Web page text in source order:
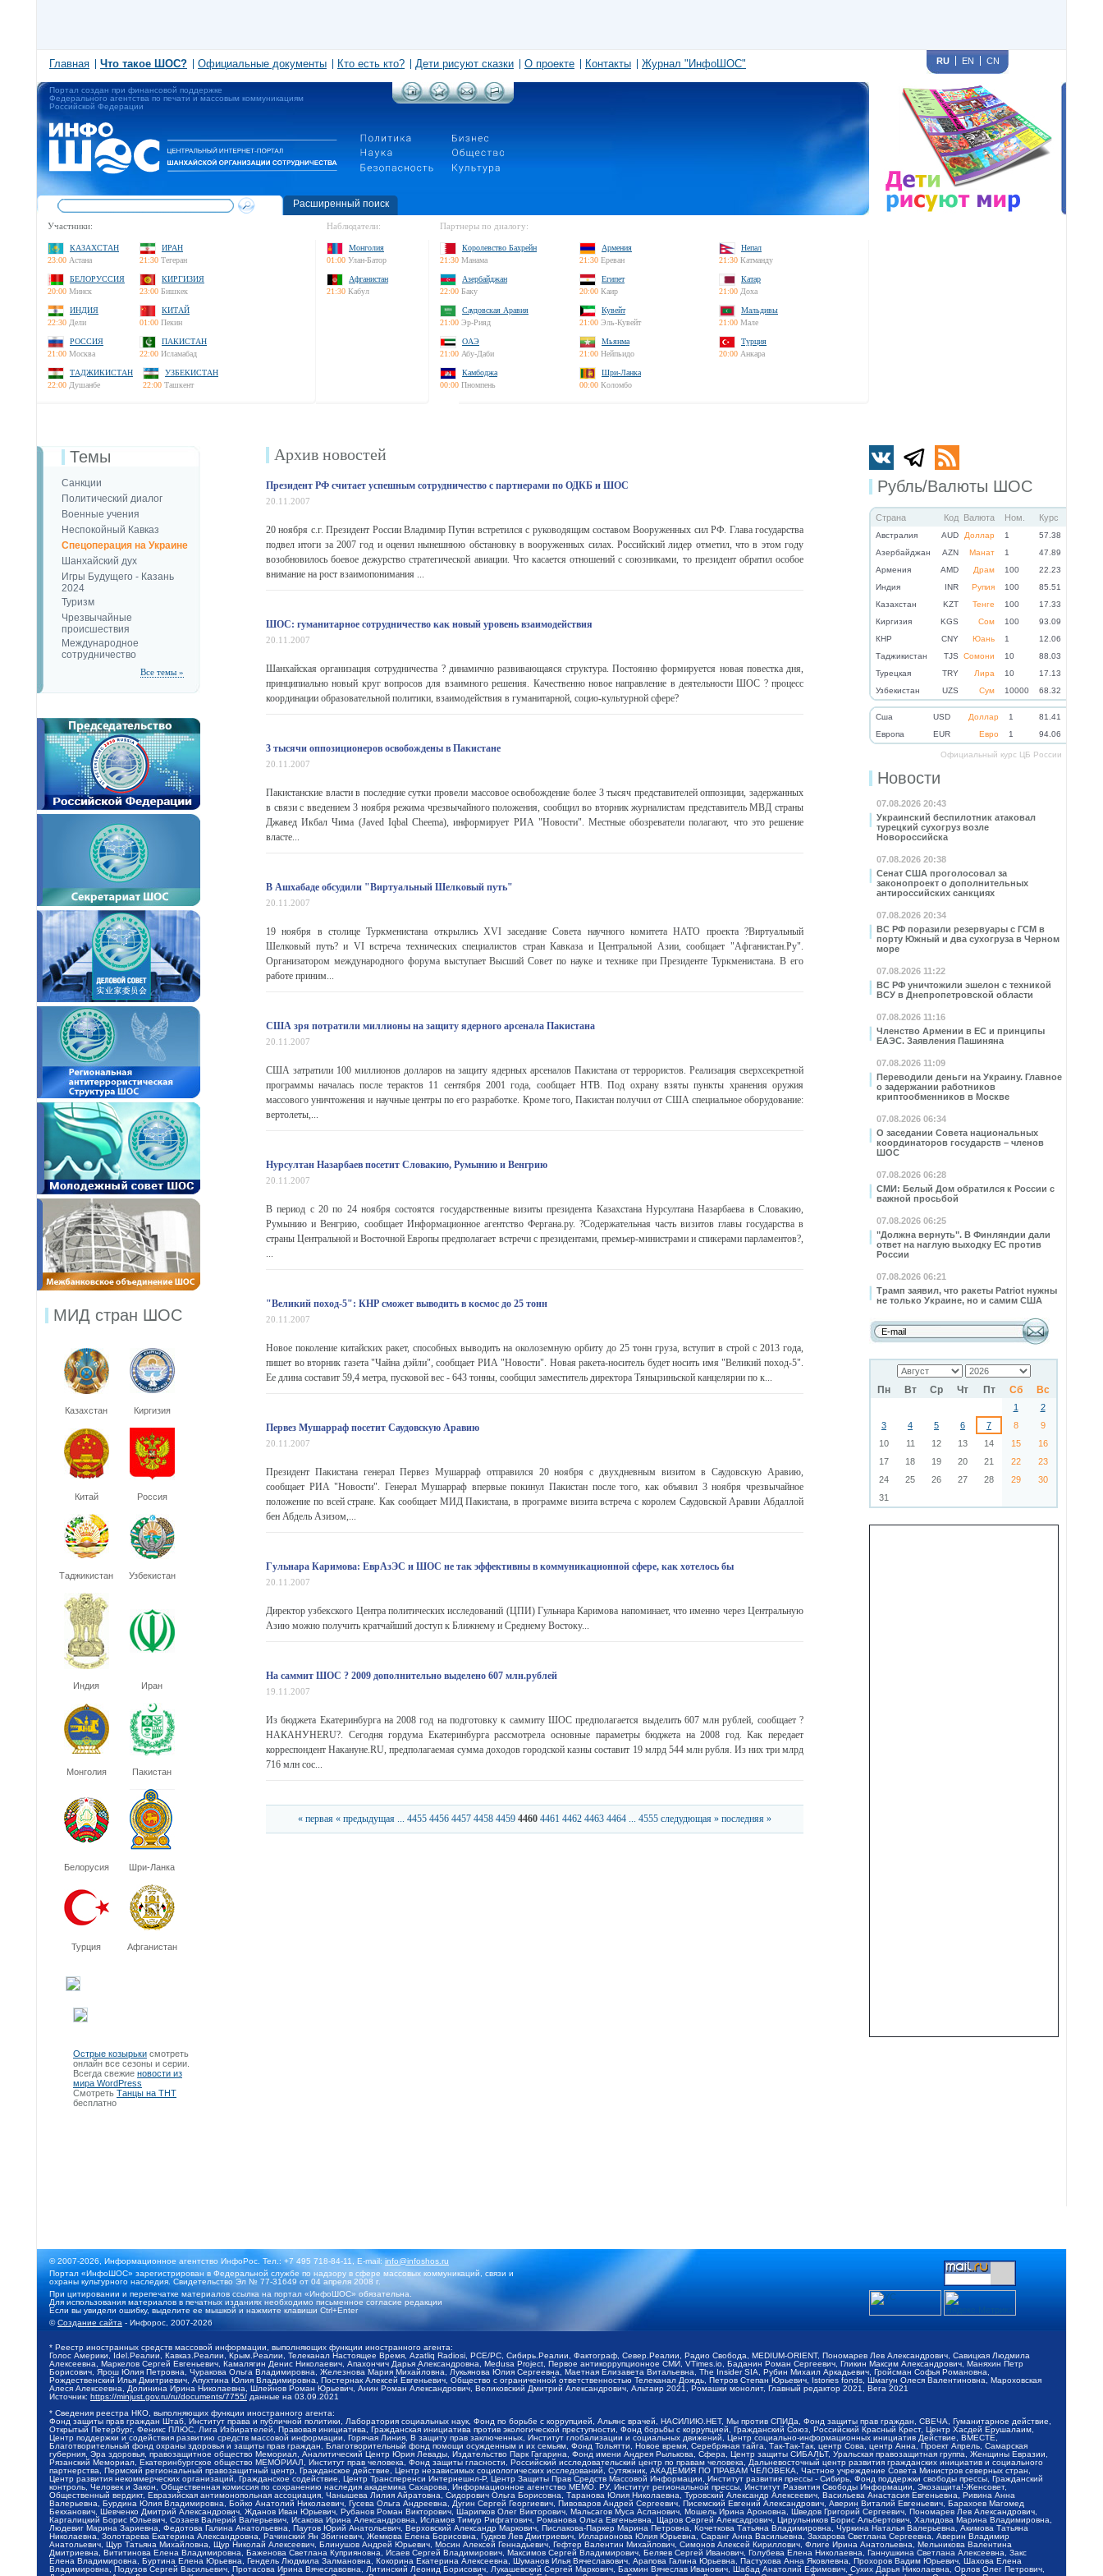
Главная Что такое ШОС? Официальные документы Кто есть кто? Дети рисуют сказки О проекте Контакты Журнал "ИнфоШОС" RU EN CN
Портал создан при финансовой поддержке
Федерального агентства по печати и массовым коммуникациям
Российской Федерации
Расширенный поиск
Участники:
КАЗАХСТАН
23:00 Астана
ИРАН
21:30 Тегеран
БЕЛОРУССИЯ
20:00 Минск
КИРГИЗИЯ
23:00 Бишкек
ИНДИЯ
22:30 Дели
КИТАЙ
01:00 Пекин
РОССИЯ
21:00 Москва
ПАКИСТАН
22:00 Исламабад
ТАДЖИКИСТАН
22:00 Душанбе
УЗБЕКИСТАН
22:00 Ташкент
Наблюдатели:
Монголия
01:00 Улан-Батор
Афганистан
21:30 Кабул
Партнеры по диалогу:
Королевство Бахрейн
21:30 Манама
Армения
21:30 Ереван
Непал
21:30 Катманду
Азербайджан
22:00 Баку
Египет
20:00 Каир
Катар
21:00 Доха
Саудовская Аравия
21:00 Эр-Рияд
Кувейт
21:00 Эль-Кувейт
Мальдивы
21:00 Мале
ОАЭ
21:00 Абу-Даби
Мьянма
21:00 Нейпьидо
Турция
20:00 Анкара
Камбоджа
00:00 Пномпень
Шри-Ланка
00:00 Коломбо
Рубль/Валюты ШОС
Страна Код Валюта Ном. Курс
Австралия AUD Доллар 1
57.38
Азербайджан
AZN Манат 1
47.89
Армения
AMD Драм 100
22.23
Индия
INR Рупия 100
85.51
Казахстан
KZT Тенге 100
17.33
Киргизия
KGS Сом 100
93.09
КНР
CNY Юань 1
12.06
Таджикистан
TJS Сомони 10
88.03
Турецкая
TRY Лира 10
17.13
Узбекистан
UZS Сум 10000 68.32
Cша USD Доллар 1
81.41
Eвропа
EUR Евро 1 94.06
Официальный курс ЦБ России
Новости
07.08.2026 20:43
Украинский беспилотник атаковал
турецкий сухогруз возле
Новороссийска
07.08.2026 20:38
Сенат США проголосовал за
законопроект о дополнительных
антироссийских санкциях
07.08.2026 20:34
ВС РФ поразили резервуары с ГСМ в
порту Южный и два сухогруза в Черном
море
07.08.2026 11:22
ВС РФ уничтожили эшелон с техникой
ВСУ в Днепропетровской области
07.08.2026 11:16
Членство Армении в ЕС и принципы
ЕАЭС. Заявления Пашиняна
07.08.2026 11:09
Переводили деньги на Украину. Главное
о задержании работников
криптообменников в Москве
07.08.2026 06:34
О заседании Совета национальных
координаторов государств – членов
ШОС
07.08.2026 06:28
СМИ: Белый Дом обратился к России с
важной просьбой
07.08.2026 06:25
"Должна вернуть". В Финляндии дали
ответ на наглую выходку ЕС против
России
07.08.2026 06:21
Трамп заявил, что ракеты Patriot нужны
не только Украине, но и самим США
Пн Вт Ср Чт Пт Сб Вс
1
2
3
4 5 6 7 8
9
10
11 12 13 14 15
16
17
18 19 20 21 22
23
24
25 26 27 28 29
30
31
Темы
Санкции
Политический диалог
Военные учения
Неспокойный Кавказ
Спецоперация на Украине
Шанхайский дух
Игры Будущего - Казань
2024
Туризм
Чрезвычайные
происшествия
Международное
сотрудничество
Все темы »
МИД стран ШОС
Казахстан Киргизия
Китай Россия
Таджикистан Узбекистан
Индия Иран
Монголия Пакистан
Белорусия Шри-Ланка
Турция Афганистан
Острые козырьки смотреть
онлайн все сезоны и серии.
Всегда свежие новости из
мира WordPress
Смотреть Танцы на ТНТ
бесплатно
Архив новостей
Президент РФ считает успешным сотрудничество с партнерами по ОДКБ и ШОС
20.11.2007
20 ноября с.г. Президент России Владимир Путин встретился с руководящим составом Вооруженных сил РФ. Глава государства
подвел итоги за 2007 год и оценил нынешнюю обстановку в вооруженных силах. Российский лидер отметил, что в этом году
возобновилось боевое дежурство стратегической авиации. Что касается отношений с союзниками, то президент обратил особое
внимание на рост взаимопонимания ...
ШОС: гуманитарное сотрудничество как новый уровень взаимодействия
20.11.2007
Шанхайская организация сотрудничества ? динамично развивающаяся структура. Постоянно формируется новая повестка дня,
принципиально новый круг вопросов для взаимного решения. Качественно новое направление в деятельности ШОС ? процесс
координации образовательной политики, взаимодействия в гуманитарной, социо-культурной сфере?
3 тысячи оппозиционеров освобождены в Пакистане
20.11.2007
Пакистанские власти в последние сутки провели массовое освобождение более 3 тысяч представителей оппозиции, задержанных
в связи с введением 3 ноября режима чрезвычайного положения, сообщил во вторник журналистам представитель МВД страны
Джавед Икбал Чима (Javed Iqbal Cheema), информирует РИА "Новости". Местные обозреватели полагают, что это решение
власте...
В Ашхабаде обсудили "Виртуальный Шелковый путь"
20.11.2007
19 ноября в столице Туркменистана открылись XVI заседание Совета научного комитета НАТО проекта ?Виртуальный
Шелковый путь? и VI встреча технических специалистов стран Кавказа и Центральной Азии, сообщает "Афганистан.Ру".
Организатором международного форума выступает Высший Совет по науке и технике при Президенте Туркменистана. В его
работе приним...
США зря потратили миллионы на защиту ядерного арсенала Пакистана
20.11.2007
США затратили 100 миллионов долларов на защиту ядерных арсеналов Пакистана от террористов. Реализация сверхсекретной
программы началась после терактов 11 сентября 2001 года, сообщает НТВ. Под охрану взяты пункты хранения оружия
массового уничтожения и научные центры по его разработке. Кроме того, Пакистан получил от США специальное оборудование:
вертолеты,...
Нурсултан Назарбаев посетит Словакию, Румынию и Венгрию
20.11.2007
В период с 20 по 24 ноября состоятся государственные визиты президента Казахстана Нурсултана Назарбаева в Словакию,
Румынию и Венгрию, сообщает Информационное агентство Фергана.ру. ?Содержательная часть визитов главы государства в
страны Центральной и Восточной Европы предполагает встречи с президентами, премьер-министрами и спикерами парламентов?,
...
"Великий поход-5": КНР сможет выводить в космос до 25 тонн
20.11.2007
Новое поколение китайских ракет, способных выводить на околоземную орбиту до 25 тонн груза, вступит в строй с 2013 года,
пишет во вторник газета "Чайна дэйли", сообщает РИА "Новости". Новая ракета-носитель будет носить имя "Великий поход-5".
Ее длина составит 59,4 метра, пусковой вес - 643 тонны, сообщил заместитель директора Тяньцзиньской канцелярии по к...
Первез Мушарраф посетит Саудовскую Аравию
20.11.2007
Президент Пакистана генерал Первез Мушарраф отправился 20 ноября с двухдневным визитом в Саудовскую Аравию,
сообщает РИА "Новости". Генерал Мушарраф впервые покинул Пакистан после того, как объявил 3 ноября чрезвычайное
положение по всей стране. Как сообщает МИД Пакистана, в программе визита встреча с королем Саудовской Аравии Абдаллой
бен Абдель Азизом,...
Гульнара Каримова: ЕврАзЭС и ШОС не так эффективны в коммуникационной сфере, как хотелось бы
20.11.2007
Директор узбекского Центра политических исследований (ЦПИ) Гульнара Каримова напоминает, что именно через Центральную
Азию можно получить кратчайший доступ к Ближнему и Среднему Востоку...
На саммит ШОС ? 2009 дополнительно выделено 607 млн.рублей
19.11.2007
Из бюджета Екатеринбурга на 2008 год на подготовку к саммиту ШОС предполагается выделить 607 млн рублей, сообщает ?
НАКАНУНЕRU?. Сегодня гордума Екатеринбурга рассмотрела основные параметры бюджета на 2008 год. Как передает
корреспондент Накануне.RU, предполагаемая сумма доходов городской казны составит 19 млрд 544 млн рубля. Из них три млрд
716 млн сос...
« первая « предыдущая ... 4455 4456 4457 4458 4459 4460 4461 4462 4463 4464 ... 4555 следудющая » последняя »
© 2007-2026, Информационное агентство ИнфоРос. Тел.: +7 495 718-84-11, E-mail:info@infoshos.ru
Портал «ИнфоШОС» зарегистрирован в Федеральной службе по надзору в сфере массовых коммуникаций, связи и
охраны культурного наследия. Свидетельство Эл № 77-31649 от 04 апреля 2008 г.
При цитировании и перепечатке материалов ссылка на портал «ИнфоШОС» обязательна.
Для использования материалов в печатных изданиях необходимо письменное согласие редакции
Если вы увидели ошибку, выделите ее мышкой и нажмите клавиши Ctrl+Enter
©Создание сайта - Инфорос, 2007-2026
* Реестр иностранных средств массовой информации, выполняющих функции иностранного агента:
Голос Америки, Idel.Реалии, Кавказ.Реалии, Крым.Реалии, Телеканал Настоящее Время, Azatliq Radiosi, PCE/PC, Сибирь.Реалии, Фактограф, Север.Реалии, Радио Свобода, MEDIUM-ORIENT, Пономарев Лев Александрович, Савицкая Людмила
Алексеевна, Маркелов Сергей Евгеньевич, Камалягин Денис Николаевич, Апахончич Дарья Александровна, Medusa Project, Первое антикоррупционное СМИ, VTimes.io, Баданин Роман Сергеевич, Гликин Максим Александрович, Маняхин Петр
Борисович, Ярош Юлия Петровна, Чуракова Ольга Владимировна, Железнова Мария Михайловна, Лукьянова Юлия Сергеевна, Маетная Елизавета Витальевна, The Insider SIA, Рубин Михаил Аркадьевич, Гройсман Софья Романовна,
Рождественский Илья Дмитриевич, Апухтина Юлия Владимировна, Постернак Алексей Евгеньевич, Общество с ограниченной ответственностью Телеканал Дождь, Петров Степан Юрьевич, Istories fonds, Шмагун Олеся Валентиновна, Мароховская
Алеся Алексеевна, Долинина Ирина Николаевна, Шлейнов Роман Юрьевич, Анин Роман Александрович, Великовский Дмитрий Александрович, Альтаир 2021, Ромашки монолит, Главный редактор 2021, Вега 2021
Источник: https://minjust.gov.ru/ru/documents/7755/ данные на 03.09.2021
* Сведения реестра НКО, выполняющих функции иностранного агента:
Фонд защиты прав граждан Штаб, Институт права и публичной политики, Лаборатория социальных наук, Фонд по борьбе с коррупцией, Альянс врачей, НАСИЛИЮ.НЕТ, Мы против СПИДа, Фонд защиты прав граждан, СВЕЧА, Гуманитарное действие,
Открытый Петербург, Феникс ПЛЮС, Лига Избирателей, Правовая инициатива, Гражданская инициатива против экологической преступности, Фонд борьбы с коррупцией, Гражданский Союз, Российский Красный Крест, Центр Хасдей Ерушалаим,
Центр поддержки и содействия развитию средств массовой информации, Горячая Линия, В защиту прав заключенных, Институт глобализации и социальных движений, Центр социально-информационных инициатив Действие, ВМЕСТЕ,
Благотворительный фонд охраны здоровья и защиты прав граждан, Благотворительный фонд помощи осужденным и их семьям, Фонд Тольятти, Новое время, Серебряная тайга, Так-Так-Так, центр Сова, центр Анна, Проект Апрель, Самарская
губерния, Эра здоровья, правозащитное общество Мемориал, Аналитический Центр Юрия Левады, Издательство Парк Гагарина, Фонд имени Андрея Рылькова, Сфера, Центр защиты СИБАЛЬТ, Уральская правозащитная группа, Женщины Евразии,
Рязанский Мемориал, Екатеринбургское общество МЕМОРИАЛ, Институт прав человека, Фонд защиты гласности, Российский исследовательский центр по правам человека, Дальневосточный центр развития гражданских инициатив и социального
партнерства, Пермский региональный правозащитный центр, Гражданское действие, Центр независимых социологических исследований, Сутяжник, АКАДЕМИЯ ПО ПРАВАМ ЧЕЛОВЕКА, Частное учреждение Совета Министров северных стран,
Центр развития некоммерческих организаций, Гражданское содействие, Центр Трансперенси Интернешнл-Р, Центр Защиты Прав Средств Массовой Информации, Институт развития прессы - Сибирь, Фонд поддержки свободы прессы, Гражданский
контроль, Человек и Закон, Общественная комиссия по сохранению наследия академика Сахарова, Информационное агентство МЕМО. РУ, Институт региональной прессы, Институт Развития Свободы Информации, Экозащита!-Женсовет,
Общественный вердикт, Евразийская антимонопольная ассоциация, Чанышева Лилия Айратовна, Сидорович Ольга Борисовна, Таранова Юлия Николаевна, Туровский Александр Алексеевич, Васильева Анастасия Евгеньевна, Ривина Анна
Валерьевна, Бурдина Юлия Владимировна, Бойко Анатолий Николаевич, Гусева Ольга Андреевна, Дугин Сергей Георгиевич, Пивоваров Андрей Сергеевич, Писемский Евгений Александрович, Аверин Виталий Евгеньевич, Барахоев Магомед
Бекханович, Шевченко Дмитрий Александрович, Жданов Иван Юрьевич, Рубанов Роман Викторович, Шарипков Олег Викторович, Мальсагов Муса Асланович, Мошель Ирина Ароновна, Шведов Григорий Сергеевич, Пономарев Лев Александрович,
Каргалицкий Борис Юльевич, Созаев Валерий Валерьевич, Исакова Ирина Александровна, Исламов Тимур Рифгатович, Романова Ольга Евгеньевна, Щаров Сергей Алексадрович, Цирульников Борис Альбертович, Халидова Марина Владимировна,
Людевиг Марина Зариевна, Федотова Галина Анатольевна, Паутов Юрий Анатольевич, Верховский Александр Маркович, Пислакова-Паркер Марина Петровна, Кочеткова Татьяна Владимировна, Чуркина Наталья Валерьевна, Акимова Татьяна
Николаевна, Золотарева Екатерина Александровна, Рачинский Ян Збигневич, Жемкова Елена Борисовна, Гудков Лев Дмитриевич, Илларионова Юлия Юрьевна, Саранг Анна Васильевна, Захарова Светлана Сергеевна, Аверин Владимир
Анатольевич, Щур Татьяна Михайловна, Щур Николай Алексеевич, Блинушов Андрей Юрьевич, Мосин Алексей Геннадьевич, Гефтер Валентин Михайлович, Симонов Алексей Кириллович, Флиге Ирина Анатольевна, Мельникова Валентина
Дмитриевна, Вититинова Елена Владимировна, Баженова Светлана Куприяновна, Исаев Сергей Владимирович, Максимов Сергей Владимирович, Беляев Сергей Иванович, Голубева Елена Николаевна, Ганнушкина Светлана Алексеевна, Закс
Елена Владимировна, Буртина Елена Юрьевна, Гендель Людмила Залмановна, Кокорина Екатерина Алексеевна, Шуманов Илья Вячеславович, Арапова Галина Юрьевна, Пастухова Анна Яковлевна, Прохоров Вадим Юрьевич, Шахова Елена
Владимировна, Подузов Сергей Васильевич, Протасова Ирина Вячеславовна, Литинский Леонид Борисович, Лукашевский Сергей Маркович, Бахмин Вячеслав Иванович, Шабад Анатолий Ефимович, Сухих Дарья Николаевна, Орлов Олег Петрович,